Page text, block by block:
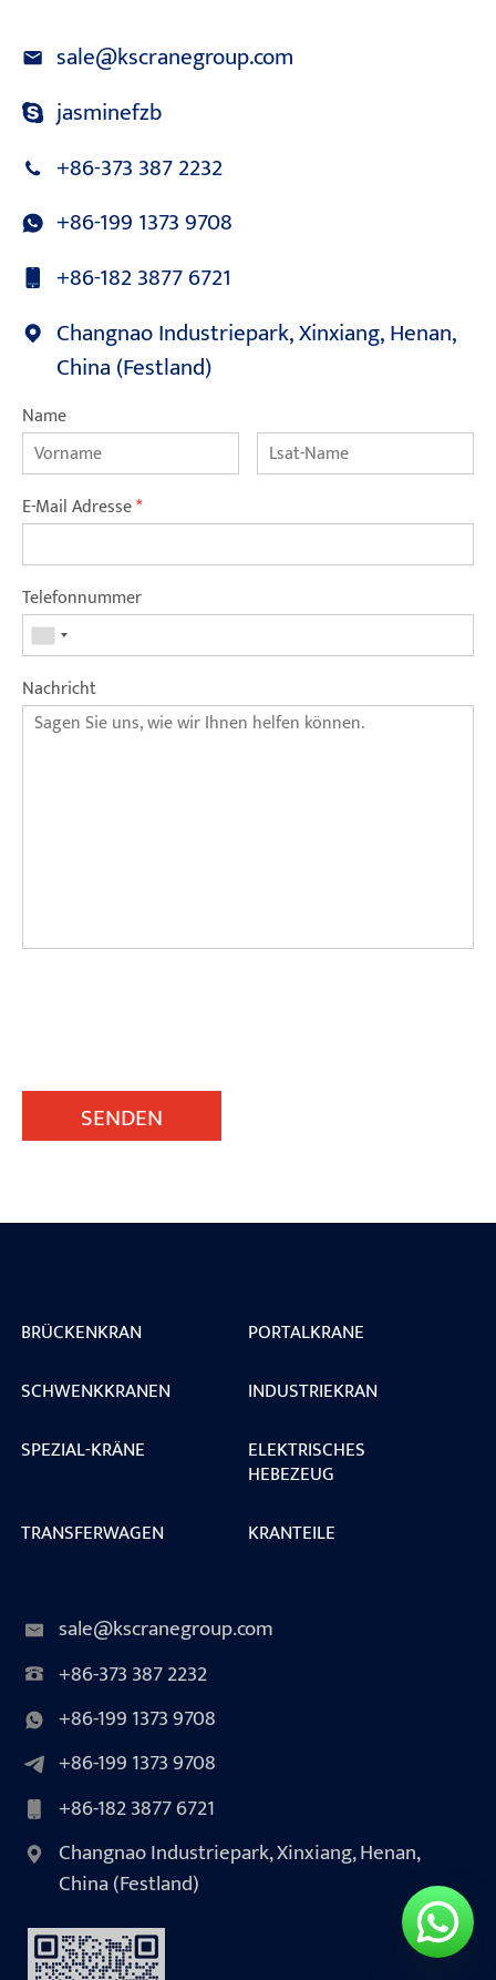
sale@kscranegroup.com
jasminefzb
+86-373 387 2232
+86-199 1373 9708
+86-182 3877 6721
Changnao Industriepark, Xinxiang, Henan,
China (Festland)
Name
E-Mail Adresse*
Telefonnummer
Nachricht
SENDEN
BRÜCKENKRAN
PORTALKRANE
SCHWENKKRANEN
INDUSTRIEKRAN
SPEZIAL-KRÄNE
ELEKTRISCHES
HEBEZEUG
TRANSFERWAGEN
KRANTEILE
sale@kscranegroup.com
+86-373 387 2232
+86-199 1373 9708
+86-199 1373 9708
+86-182 3877 6721
Changnao Industriepark, Xinxiang, Henan,
China (Festland)